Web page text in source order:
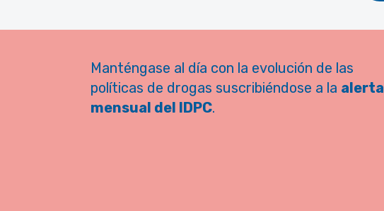
Manténgase al día con la evolución de las
políticas de drogas suscribiéndose a la alerta
mensual del IDPC.